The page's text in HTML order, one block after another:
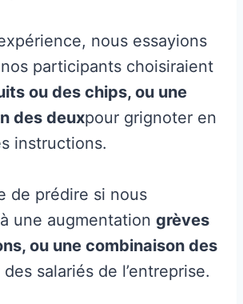
nous essayions
participants choisiraient
ou des chips, ou une
des deuxpour grignoter en
instructions.
de prédire si nous
une augmentation grèves
ou une combinaison des
salariés de l’entreprise.